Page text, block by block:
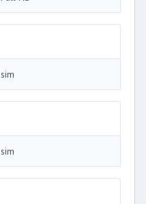
sim
sim